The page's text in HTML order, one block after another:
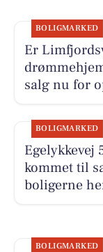
BOLIGMARKED
Er
salg nu for
BOLIGMARKED
Egelykkevej
kommet til
boligerne
BOLIGMARKED